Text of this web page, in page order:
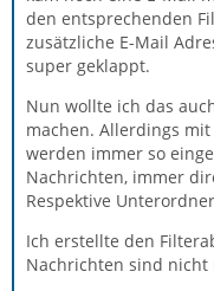
den entsprechenden
zusätzliche E-Mail
super geklappt.
Nun wollte ich das
machen. Allerdings
werden immer so
Nachrichten, immer
Respektive
Ich erstellte den
Nachrichten sind